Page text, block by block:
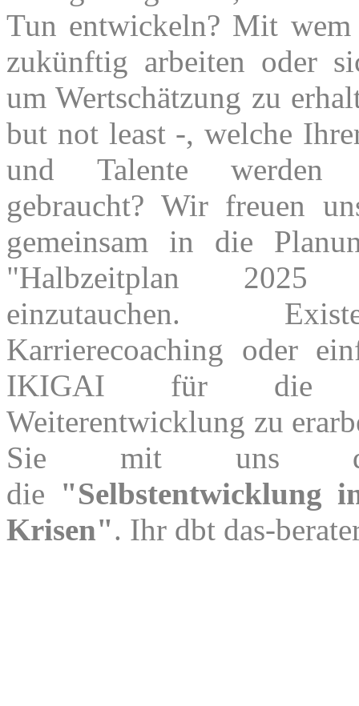
Tun entwickeln? Mit wem
zukünftig arbeiten oder
um Wertschätzung zu
but not least -, welche
und Talente
gebraucht? Wir freuen
gemeinsam in die
"Halbzeitplan
einzutauchen.
Karrierecoaching oder
IKIGAI für die
Weiterentwicklung zu
Sie mit uns
die "Selbstentwicklung
Krisen". Ihr dbt das-